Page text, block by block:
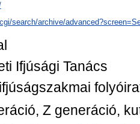
search/archive/
Ifjúsági Tanács
Z generáció,